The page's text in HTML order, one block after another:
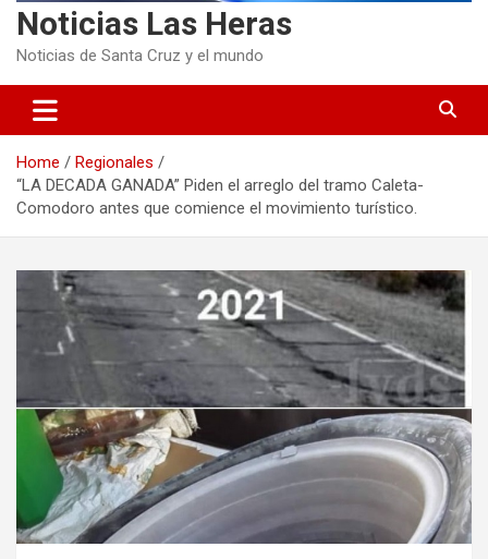
Noticias Las Heras
Noticias de Santa Cruz y el mundo
Home
Regionales
“LA DECADA GANADA” Piden el arreglo del tramo Caleta-
Comodoro antes que comience el movimiento turístico.